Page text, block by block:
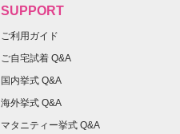
SUPPORT
ご利用ガイド
ご自宅試着 Q&A
国内挙式 Q&A
海外挙式 Q&A
マタニティー挙式 Q&A